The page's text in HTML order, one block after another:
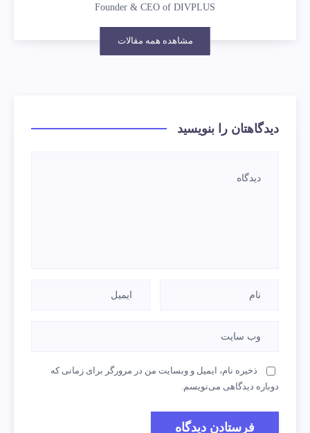
Founder & CEO of DIVPLUS
مشاهده همه مقالات
دیدگاهتان را بنویسید
ذخیره نام، ایمیل و وبسایت من در مرورگر برای زمانی که
دوباره دیدگاهی می‌نویسم.